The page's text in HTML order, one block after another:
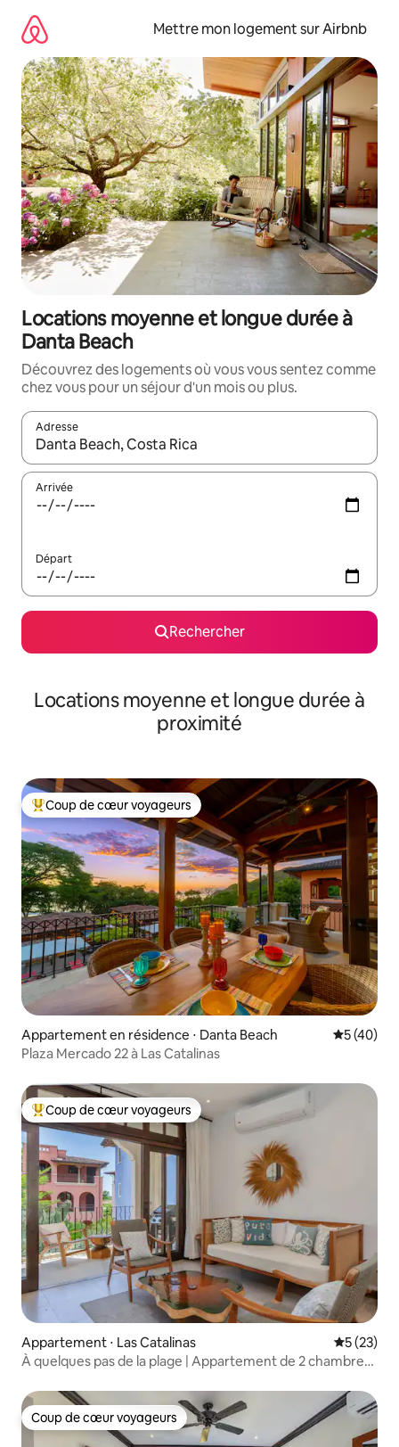
directement
contenu
Mettre mon logement sur Airbnb
Locations moyenne et longue durée à
Danta Beach
Découvrez des logements où vous vous sentez comme
chez vous pour un séjour d'un mois ou plus.
Adresse
Lorsque les résultats s'affichent, utilisez les flèches vers le
Arrivée
Départ
Rechercher
Locations moyenne et longue durée à
proximité
Coups de cœur voyageurs les plus appréciés
Coup de cœur voyageurs
Appartement en résidence ⋅ Danta Beach
5 (40)
Plaza Mercado 22 à Las Catalinas
Coups de cœur voyageurs les plus appréciés
Coup de cœur voyageurs
Appartement ⋅ Las Catalinas
5 (23)
À quelques pas de la plage | Appartement de 2 chambres
Coup de cœur voyageurs
Coup de cœur voyageurs